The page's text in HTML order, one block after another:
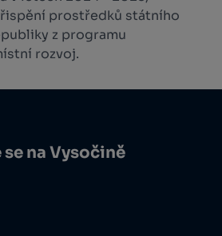
prostředků státního
z programu
rozvoj.
na Vysočině